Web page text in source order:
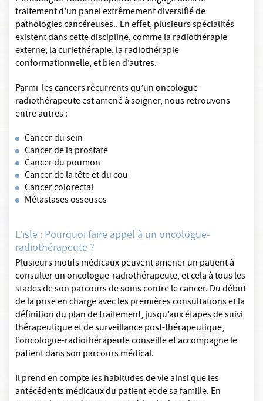
traitement d’un panel extrêmement diversifié de
pathologies cancéreuses.. En effet, plusieurs spécialités
existent dans cette discipline, comme la radiothérapie
externe, la curiethérapie, la radiothérapie
conformationnelle, et bien d’autres.
Parmi les cancers récurrents qu’un oncologue-
radiothérapeute est amené à soigner, nous retrouvons
entre autres :
Cancer du sein
Cancer de la prostate
Cancer du poumon
Cancer de la tête et du cou
Cancer colorectal
Métastases osseuses
L’isle : Pourquoi faire appel à un oncologue-
radiothérapeute ?
Plusieurs motifs médicaux peuvent amener un patient à
consulter un oncologue-radiothérapeute, et cela à tous les
stades de son parcours de soins contre le cancer. Du début
de la prise en charge avec les premières consultations et la
définition du plan de traitement, jusqu’aux étapes de suivi
thérapeutique et de surveillance post-thérapeutique,
l’oncologue-radiothérapeute conseille et accompagne le
patient dans son parcours médical.
Il prend en compte les habitudes de vie ainsi que les
antécédents médicaux du patient et de sa famille. En